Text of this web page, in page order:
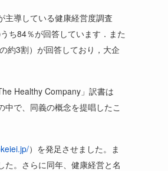
主導している健康経営度調査
ち84％が回答しています．また
約3割）が回答しており，大企
Healthy Company 」訳書は
中で、同義の概念を提唱したこ
）を発足させました。ま
。さらに同年、健康経営と名